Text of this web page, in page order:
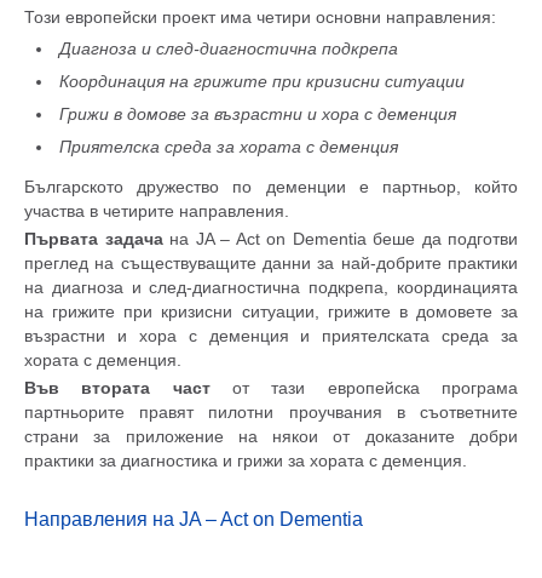
Този европейски проект има четири основни направления:
Диагноза и след-диагностична подкрепа
Координация на грижите при кризисни ситуации
Грижи в домове за възрастни и хора с деменция
Приятелска среда за хората с деменция
Българското дружество по деменции е партньор, който
участва в четирите направления.
Първата задачана JA – Act on Dementia беше да подготви
преглед на съществуващите данни за най-добрите практики
на диагноза и след-диагностична подкрепа, координацията
на грижите при кризисни ситуации, грижите в домовете за
възрастни и хора с деменция и приятелската среда за
хората с деменция.
Във втората частот тази европейска програма
партньорите правят пилотни проучвания в съответните
страни за приложение на някои от доказаните добри
практики за диагностика и грижи за хората с деменция.
Направления на JA – Act on Dementia